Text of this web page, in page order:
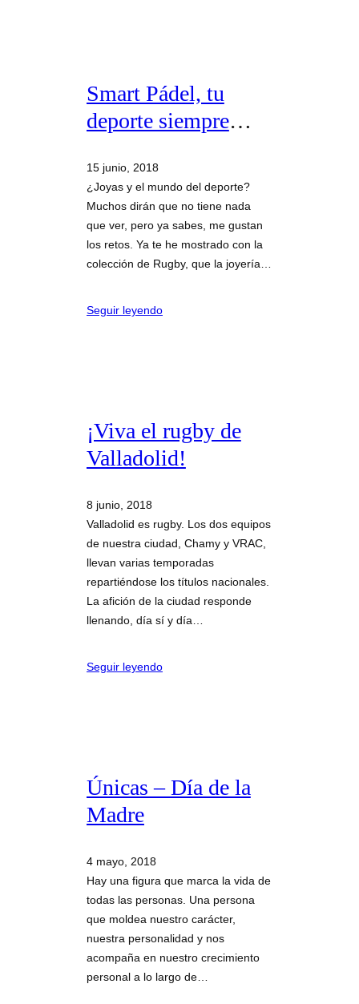
Smart Pádel, tu
deporte siempre
15 junio, 2018
¿Joyas y el mundo del deporte?
Muchos dirán que no tiene nada
que ver, pero ya sabes, me gustan
los retos. Ya te he mostrado con la
colección de Rugby, que la joyería…
Seguir leyendo
¡Viva el rugby de
Valladolid!
8 junio, 2018
Valladolid es rugby. Los dos equipos
de nuestra ciudad, Chamy y VRAC,
llevan varias temporadas
repartiéndose los títulos nacionales.
La afición de la ciudad responde
llenando, día sí y día…
Seguir leyendo
Únicas – Día de la
Madre
4 mayo, 2018
Hay una figura que marca la vida de
todas las personas. Una persona
que moldea nuestro carácter,
nuestra personalidad y nos
acompaña en nuestro crecimiento
personal a lo largo de…